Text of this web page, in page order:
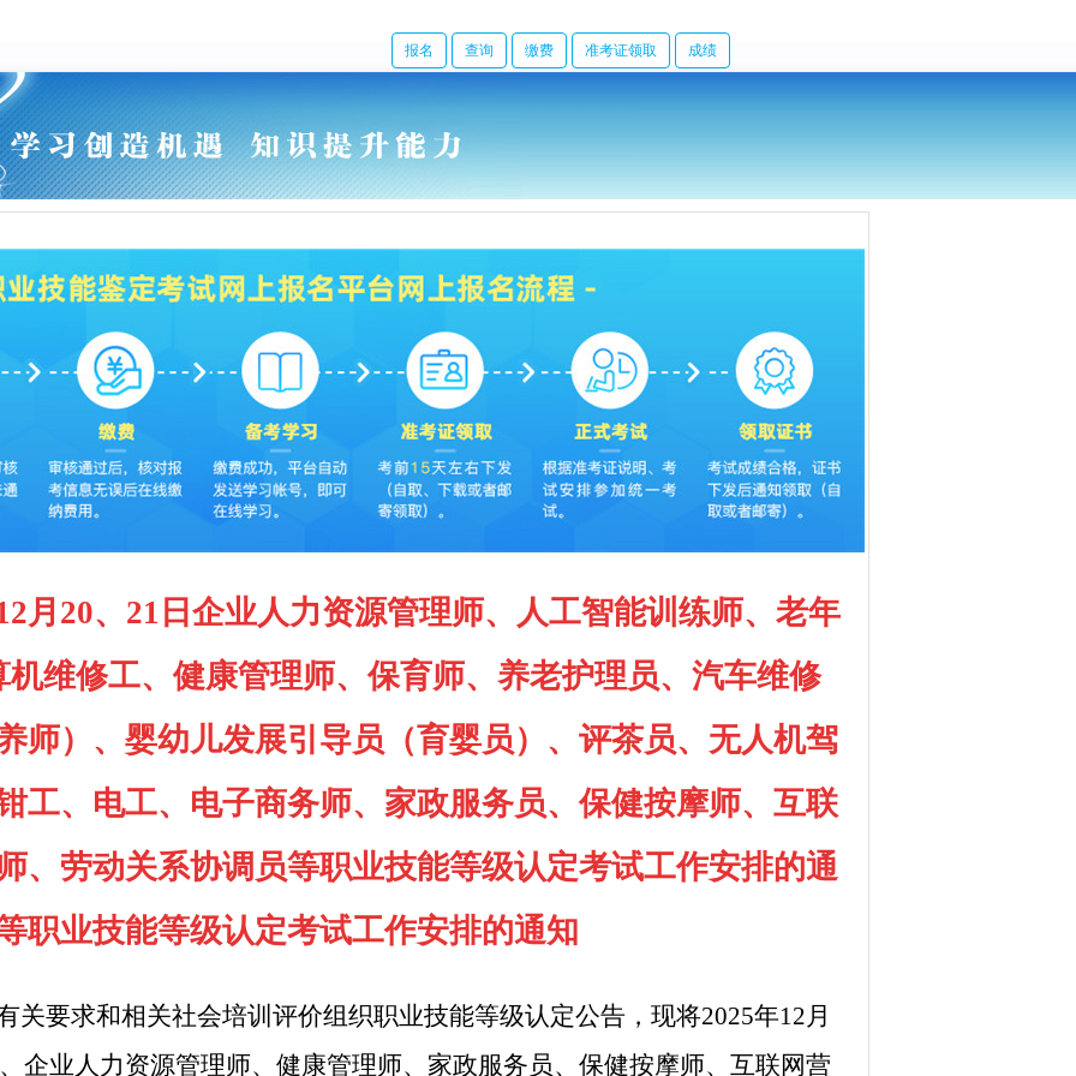
报名 查询 缴费 准考证领取 成绩
月20、21日企业人力资源管理师、人工智能训练师、老年
维修工、健康管理师、保育师、养老护理员、汽车维修
师）、婴幼儿发展引导员（育婴员）、评茶员、无人机驾
工、电工、电子商务师、家政服务员、保健按摩师、互联
、劳动关系协调员等职业技能等级认定考试工作安排的通
职业技能等级认定考试工作安排的通知
关要求和相关社会培训评价组织职业技能等级认定公告，现将2025年12 月
企业人力资源管理师、健康管理师、家政服务员、保健按摩师、互联网营